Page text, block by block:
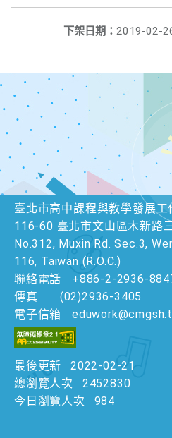
下架日期： 2019-02-
臺北市高中課程與教學發展工
116-60 臺北市文山區木新路
No.312, Muxin Rd. Sec.3,
116, Taiwan (R.O.C.)
聯絡電話
+886-2-2936-
傳真
(02)2936-3405
電子信箱
最後更新
2022-02-21
總瀏覽人次
2452830
今日瀏覽人次
984